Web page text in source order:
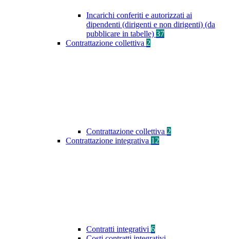
Incarichi conferiti e autorizzati ai
dipendenti (dirigenti e non dirigenti) (da
pubblicare in tabelle) 37
Contrattazione collettiva 2
Contrattazione collettiva 2
Contrattazione integrativa 12
Contratti integrativi 6